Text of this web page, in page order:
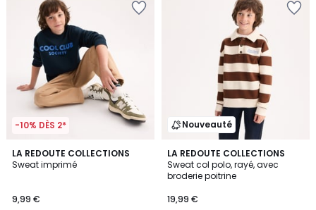
-10% DÈS 2*
LA REDOUTE COLLECTIONS
Sweat imprimé
€.
9,99 €
3
Couleurs
Nouveauté
LA REDOUTE COLLECTIONS
Sweat col polo, rayé, avec
broderie poitrine
19,99 €